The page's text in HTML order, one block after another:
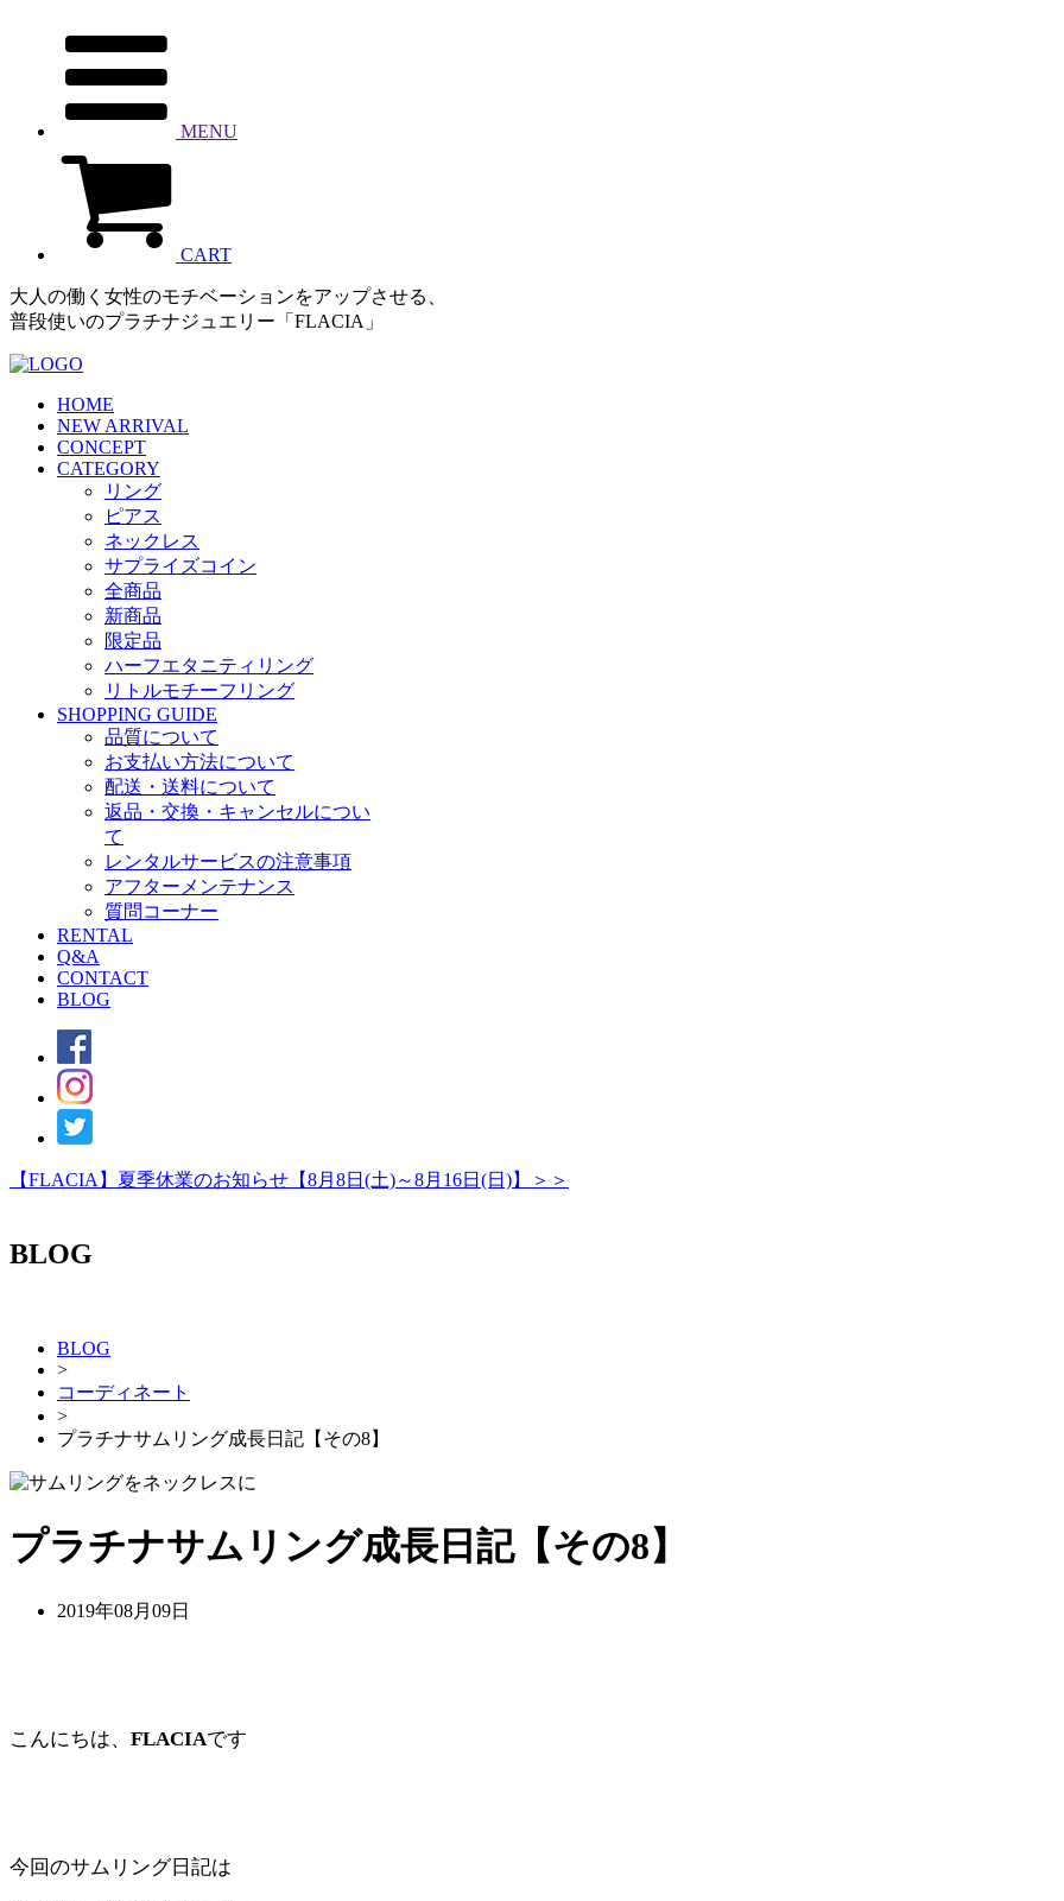
MENU
CART
大人の働く女性のモチベーションをアップさせる、
普段使いのプラチナジュエリー「FLACIA」
HOME
NEW ARRIVAL
CONCEPT
CATEGORY
リング
ピアス
ネックレス
サプライズコイン
全商品
新商品
限定品
ハーフエタニティリング
リトルモチーフリング
SHOPPING GUIDE
品質について
お支払い方法について
配送・送料について
返品・交換・キャンセルについ
て
レンタルサービスの注意事項
アフターメンテナンス
質問コーナー
RENTAL
Q&A
CONTACT
BLOG
【FLACIA】夏季休業のお知らせ【8月8日(土)～8月16日(日)】＞＞
BLOG
BLOG
>
コーディネート
>
プラチナサムリング成長日記【その8】
プラチナサムリング成長日記【その8】
2019年08月09日
こんにちは、 FLACIAです
今回のサムリング日記は